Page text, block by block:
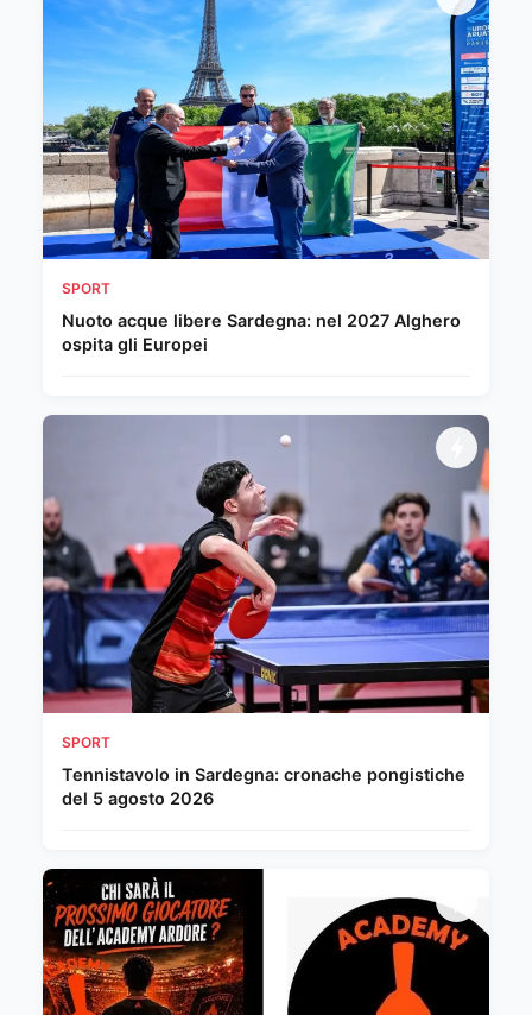
SPORT
Nuoto acque libere Sardegna: nel 2027 Alghero
ospita gli Europei
SPORT
Tennistavolo in Sardegna: cronache pongistiche
del 5 agosto 2026